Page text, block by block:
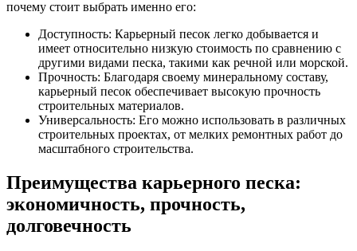
почему стоит выбрать именно его:
Доступность: Карьерный песок легко добывается и
имеет относительно низкую стоимость по сравнению с
другими видами песка, такими как речной или морской.
Прочность: Благодаря своему минеральному составу,
карьерный песок обеспечивает высокую прочность
строительных материалов.
Универсальность: Его можно использовать в различных
строительных проектах, от мелких ремонтных работ до
масштабного строительства.
Преимущества карьерного песка:
экономичность, прочность,
долговечность